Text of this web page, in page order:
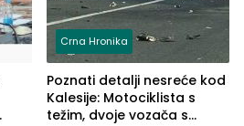
Crna Hronika
Poznati detalji nesreće kod
Kalesije: Motociklista s
težim, dvoje vozača s